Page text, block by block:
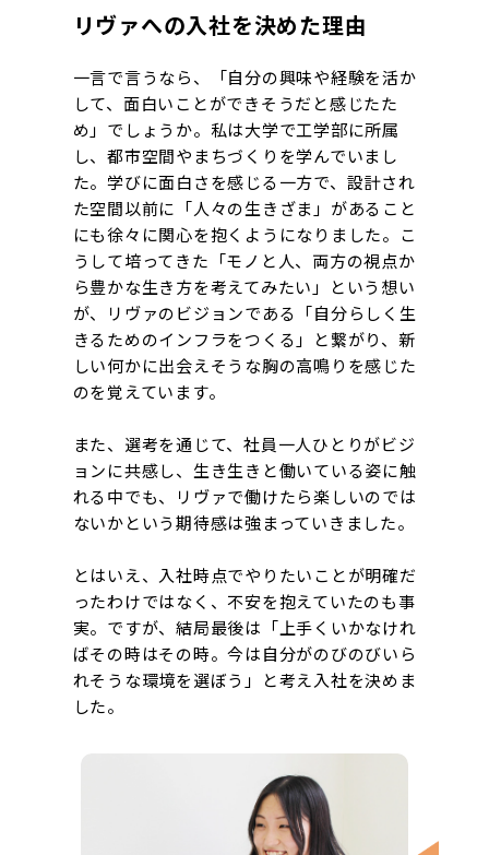
リヴァへの入社を決めた理由
一言で言うなら、「自分の興味や経験を活か
して、面白いことができそうだと感じたた
め」でしょうか。私は大学で工学部に所属
し、都市空間やまちづくりを学んでいまし
た。学びに面白さを感じる一方で、設計され
た空間以前に「人々の生きざま」があること
にも徐々に関心を抱くようになりました。こ
うして培ってきた「モノと人、両方の視点か
ら豊かな生き方を考えてみたい」という想い
が、リヴァのビジョンである「自分らしく生
きるためのインフラをつくる」と繋がり、新
しい何かに出会えそうな胸の高鳴りを感じた
のを覚えています。
また、選考を通じて、社員一人ひとりがビジ
ョンに共感し、生き生きと働いている姿に触
れる中でも、リヴァで働けたら楽しいのでは
ないかという期待感は強まっていきました。
とはいえ、入社時点でやりたいことが明確だ
ったわけではなく、不安を抱えていたのも事
実。ですが、結局最後は「上手くいかなけれ
ばその時はその時。今は自分がのびのびいら
れそうな環境を選ぼう」と考え入社を決めま
した。